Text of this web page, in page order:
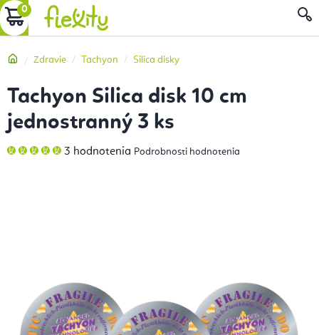
Prejsť
na
NÁKUPNÝ
Domov
Zdravie Tachyon Silica disky
Tachyon Silica disk 10 cm
jednostranný 3 ks
Priemerné
hodnotenie
3 hodnotenia Podrobnosti hodnotenia